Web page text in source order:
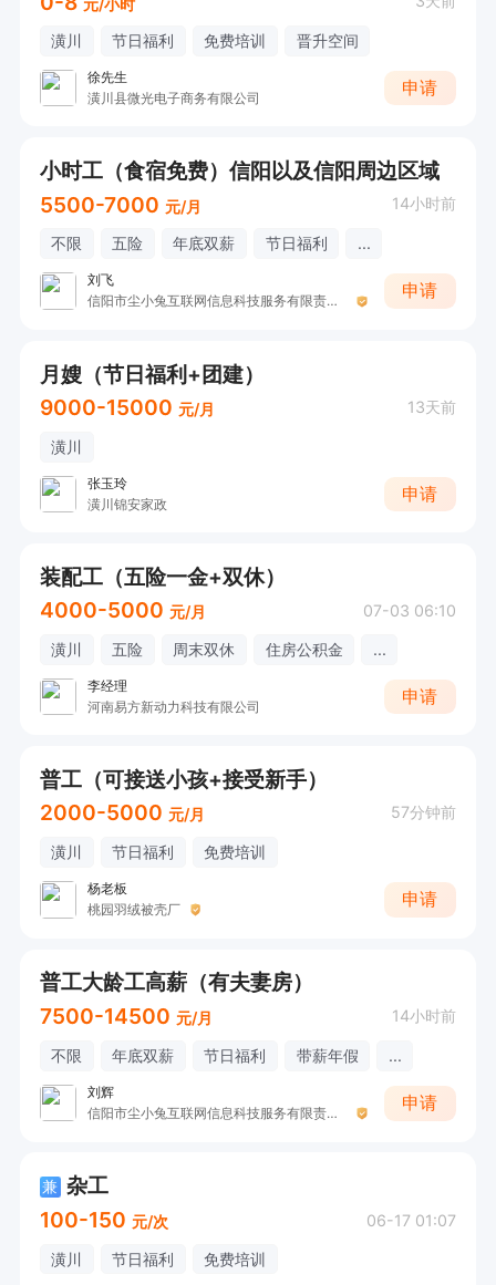
潢川 节日福利 免费培训 晋升空间
徐先生
潢川县微光电子商务有限公司
申请
小时工（食宿免费）信阳以及信阳周边区域
5500-7000 元/月 14小时前
不限 五险 年底双薪 节日福利 ...
刘飞
信阳市尘小兔互联网信息科技服务有限责任公司
申请
月嫂（节日福利+团建）
9000-15000 元/月 13天前
潢川
张玉玲
潢川锦安家政
申请
装配工（五险一金+双休）
4000-5000 元/月 07-03 06:10
潢川 五险 周末双休 住房公积金 ...
李经理
河南易方新动力科技有限公司
申请
普工（可接送小孩+接受新手）
2000-5000 元/月 57分钟前
潢川 节日福利 免费培训
杨老板
桃园羽绒被壳厂
申请
普工大龄工高薪（有夫妻房）
7500-14500 元/月 14小时前
不限 年底双薪 节日福利 带薪年假 ...
刘辉
信阳市尘小兔互联网信息科技服务有限责任公司
申请
兼 杂工
100-150 元/次 06-17 01:07
潢川 节日福利 免费培训